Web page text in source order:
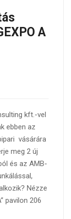
A
kft.-vel
ebben az
vásárára
meg 2 új
és az AMB-
Nézze
pavilon 206